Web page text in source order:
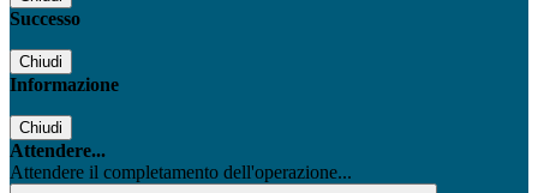
Successo
Chiudi
Informazione
Chiudi
Attendere...
Attendere il completamento dell'operazione...